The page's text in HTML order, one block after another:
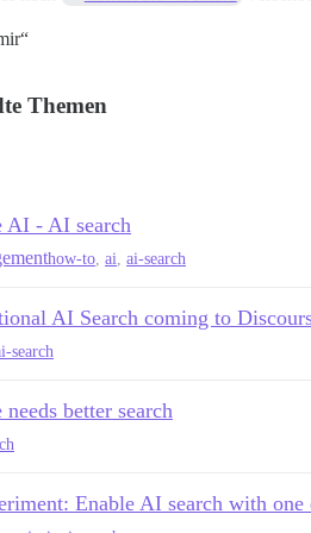
//console.log('.semantic-
else {
// Wenn der Container NICHT
(searchObserver) {
searchObserver = null; //
else {
//console.log('.semantic-
Sie ein Intervall, um
Themen
AI - AI search
how-to ai ai-search
AI Search coming to
search
needs better search
Enable AI search with